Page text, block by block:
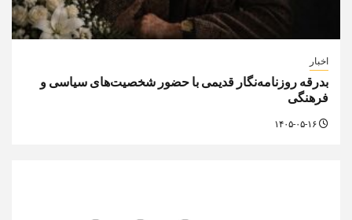
اخبار
بدرقه روزنامه‌نگار قدیمی با حضور شخصیت‌های سیاسی و
فرهنگی